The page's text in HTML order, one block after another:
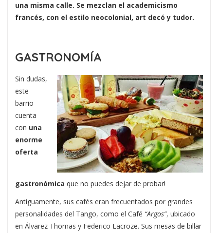
una misma calle. Se mezclan el academicismo
francés, con el estilo neocolonial, art decó y tudor.
GASTRONOMÍA
Sin dudas,
este
barrio
cuenta
con una
enorme
oferta
gastronómica que no puedes dejar de probar!
Antiguamente, sus cafés eran frecuentados por grandes
personalidades del Tango, como el Café “Argos”, ubicado
en Álvarez Thomas y Federico Lacroze. Sus mesas de billar